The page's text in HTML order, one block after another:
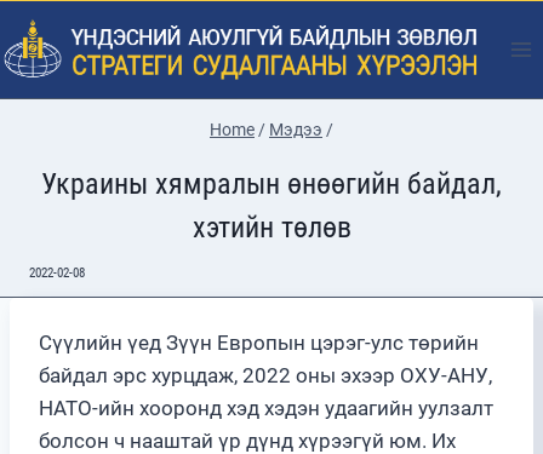
Skip
to
content
Home/ Мэдээ /
Украины хямралын өнөөгийн байдал,
хэтийн төлөв
2022-02-08
Сүүлийн үед Зүүн Европын цэрэг-улс төрийн
байдал эрс хурцдаж, 2022 оны эхээр ОХУ-АНУ,
НАТО-ийн хооронд хэд хэдэн удаагийн уулзалт
болсон ч нааштай үр дүнд хүрээгүй юм. Их